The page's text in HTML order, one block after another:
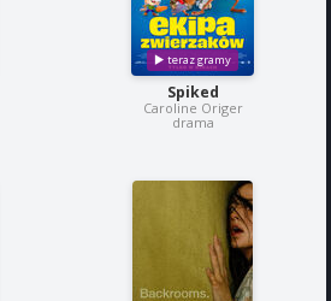
Spiked
Caroline Origer
drama